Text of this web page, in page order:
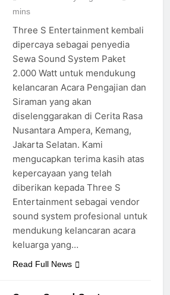
threes
Three S Entertainment kembali
dipercaya sebagai penyedia
Sewa Sound System Paket
2.000 Watt untuk mendukung
kelancaran Acara Pengajian dan
Siraman yang akan
diselenggarakan di Cerita Rasa
Nusantara Ampera, Kemang,
Jakarta Selatan. Kami
mengucapkan terima kasih atas
kepercayaan yang telah
diberikan kepada Three S
Entertainment sebagai vendor
sound system profesional untuk
mendukung kelancaran acara
keluarga yang…